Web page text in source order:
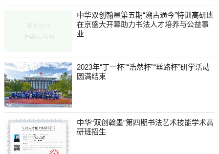
中华双创翰墨第五期“溯古通今”特训高研班
在京盛大开幕助力书法人才培养与公益事
业
2023年“丁一杯”“浩然杯”“丝路杯”研学活动
圆满结束
中华“双创翰墨”第四期书法艺术技能学术高
研班招生